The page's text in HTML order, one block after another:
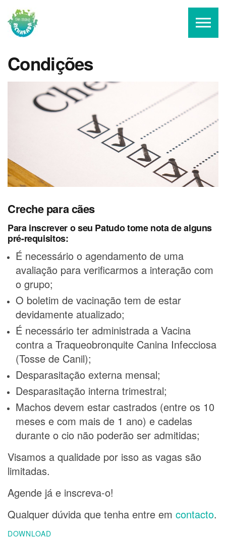
Condições
Creche para cães
Para inscrever o seu Patudo tome nota de alguns
pré-requisitos:
É necessário o agendamento de uma
avaliação para verificarmos a interação com
o grupo;
O boletim de vacinação tem de estar
devidamente atualizado;
É necessário ter administrada a Vacina
contra a Traqueobronquite Canina Infecciosa
(Tosse de Canil);
Desparasitação externa mensal;
Desparasitação interna trimestral;
Machos devem estar castrados (entre os 10
meses e com mais de 1 ano) e cadelas
durante o cio não poderão ser admitidas;
Visamos a qualidade por isso as vagas são
limitadas.
Agende já e inscreva-o!
Qualquer dúvida que tenha entre em contacto.
DOWNLOAD